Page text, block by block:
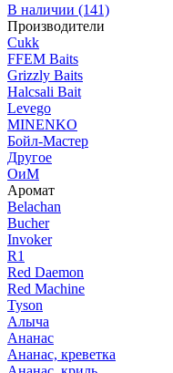
В наличии (141)
Производители
Cukk
FFEM Baits
Grizzly Baits
Halcsali Bait
Levego
MINENKO
Бойл-Мастер
Другое
ОиМ
Аромат
Belachan
Bucher
Invoker
R1
Red Dаеmon
Red Machine
Tyson
Алыча
Ананас
Ананас, креветка